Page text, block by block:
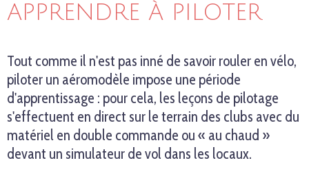
APPRENDRE À PILOTER
Tout comme il n'est pas inné de savoir rouler en vélo,
piloter un aéromodèle impose une période
d'apprentissage : pour cela, les leçons de pilotage
s'effectuent en direct sur le terrain des clubs avec du
matériel en double commande ou « au chaud »
devant un simulateur de vol dans les locaux.